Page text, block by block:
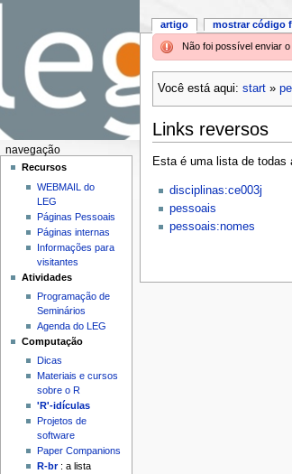
Não foi possível enviar
Você está aqui: start»
Links reversos
Esta é uma lista de todas
disciplinas:ce003j
pessoais
pessoais:nomes
artigo mostrar código
navegação
Recursos
WEBMAIL do
LEG
Páginas Pessoais
Páginas internas
Informações para
visitantes
Atividades
Programação de
Seminários
Agenda do LEG
Computação
Dicas
Materiais e cursos
sobre o R
'R'-idículas
Projetos de
software
Paper Companions
R-br: a lista